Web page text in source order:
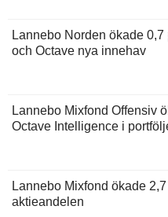
Lannebo Norden ökade
och Octave nya innehav
Lannebo Mixfond Offensiv
Octave Intelligence i
Lannebo Mixfond ökade
aktieandelen